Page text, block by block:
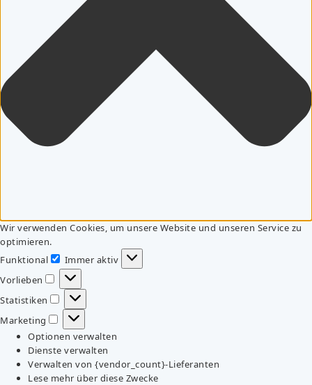
Wir verwenden Cookies, um unsere Website und unseren Service zu
optimieren.
Funktional
Funktional
Immer aktiv
Vorlieben
Vorlieben
Statistiken
Statistiken
Marketing
Marketing
Optionen verwalten
Dienste verwalten
Verwalten von {vendor_count}-Lieferanten
Lese mehr über diese Zwecke